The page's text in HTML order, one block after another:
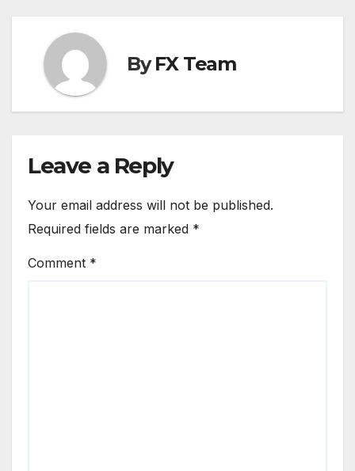
ByFX Team
Leave a Reply
Your email address will not be published.
Required fields are marked *
Comment *